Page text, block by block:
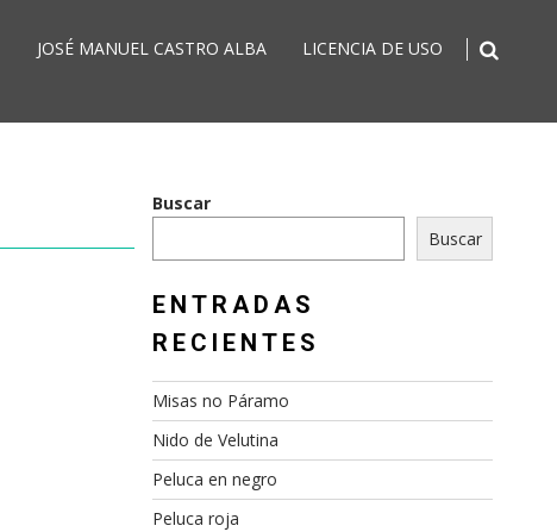
JOSÉ MANUEL CASTRO ALBA LICENCIA DE USO
Buscar
Buscar
ENTRADAS
RECIENTES
Misas no Páramo
Nido de Velutina
Peluca en negro
Peluca roja